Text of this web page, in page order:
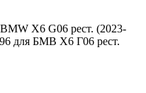
X6 G06 рест. (2023-
для БМВ Х6 Г06 рест.